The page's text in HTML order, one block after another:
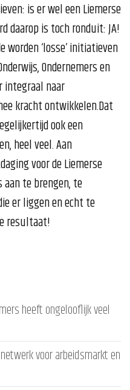
is er wel een Liemerse
daarop is toch ronduit: JA!
worden ‘losse’ initiatieven
Ondernemers en
integraal naar
kracht ontwikkelen.Dat
ook een
heel veel. Aan
voor de Liemerse
aan te brengen, te
er liggen en echt te
resultaat!
heeft ongelooflijk veel
voor arbeidsmarkt en